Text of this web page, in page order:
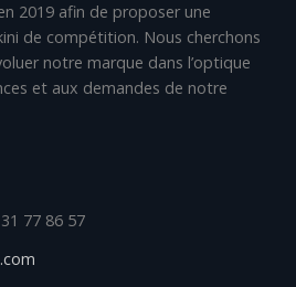
2019 afin de proposer une
de compétition. Nous cherchons
notre marque dans l’optique
et aux demandes de notre
77 86 57